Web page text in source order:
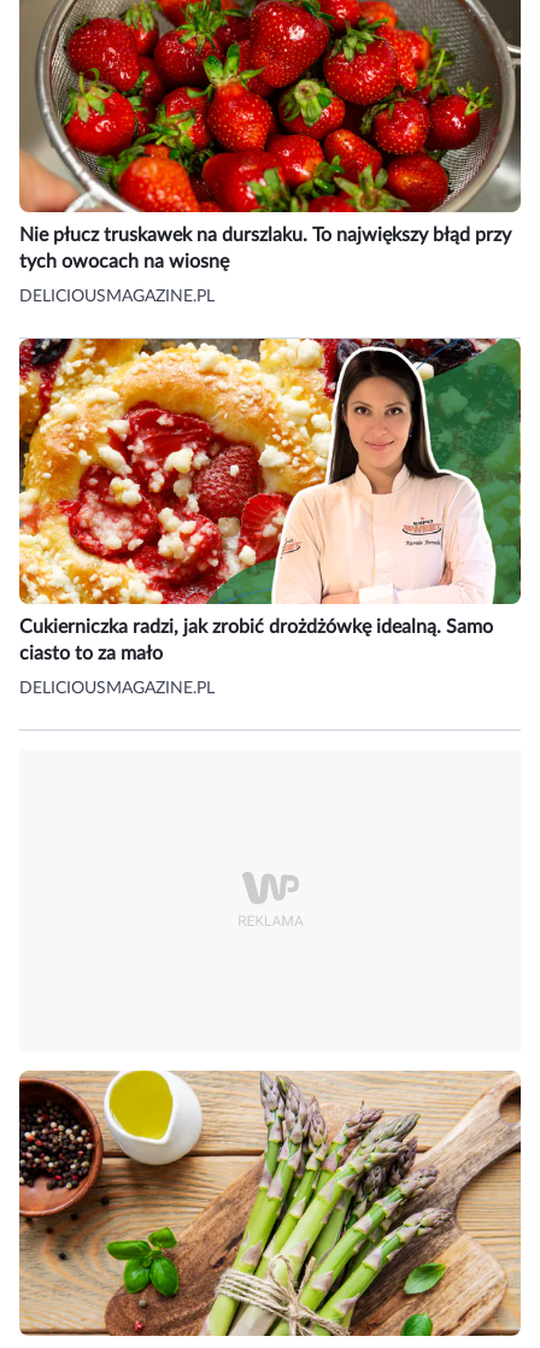
Nie płucz truskawek na durszlaku. To największy błąd przy
tych owocach na wiosnę
DELICIOUSMAGAZINE.PL
Cukierniczka radzi, jak zrobić drożdżówkę idealną. Samo
ciasto to za mało
DELICIOUSMAGAZINE.PL